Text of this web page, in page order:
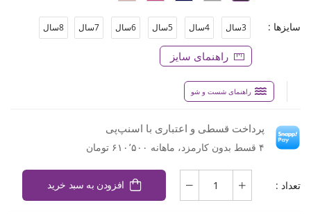
سایزها : 3سال 4سال 5سال 6سال 7سال 8سال
راهنمای سایز
راهنمای شست و شو
پرداخت قسطی و اعتباری با اسنپ‌پی
۴ قسط بدون کارمزد، ماهانه ۶۱۰٬۵۰۰ تومان
تعداد : افزودن به سبد خرید